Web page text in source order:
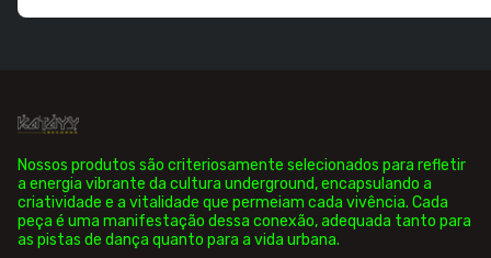
Nossos produtos são criteriosamente selecionados para refletir
a energia vibrante da cultura underground, encapsulando a
criatividade e a vitalidade que permeiam cada vivência. Cada
peça é uma manifestação dessa conexão, adequada tanto para
as pistas de dança quanto para a vida urbana.